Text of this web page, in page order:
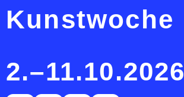
Kunstwoche
2.–11.10.2026